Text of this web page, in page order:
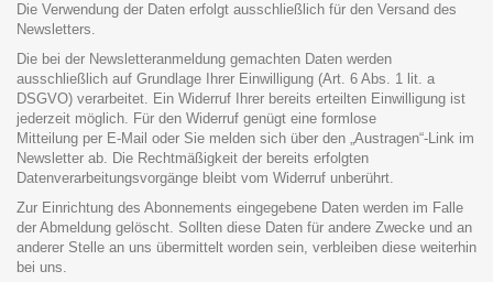
Die Verwendung der Daten erfolgt ausschließlich für den Versand des
Newsletters.
Die bei der Newsletteranmeldung gemachten Daten werden
ausschließlich auf Grundlage Ihrer Einwilligung (Art. 6 Abs. 1 lit. a
DSGVO) verarbeitet. Ein Widerruf Ihrer bereits erteilten Einwilligung ist
jederzeit möglich. Für den Widerruf genügt eine formlose
Mitteilung per E-Mail oder Sie melden sich über den „Austragen“-Link im
Newsletter ab. Die Rechtmäßigkeit der bereits erfolgten
Datenverarbeitungsvorgänge bleibt vom Widerruf unberührt.
Zur Einrichtung des Abonnements eingegebene Daten werden im Falle
der Abmeldung gelöscht. Sollten diese Daten für andere Zwecke und an
anderer Stelle an uns übermittelt worden sein, verbleiben diese weiterhin
bei uns.